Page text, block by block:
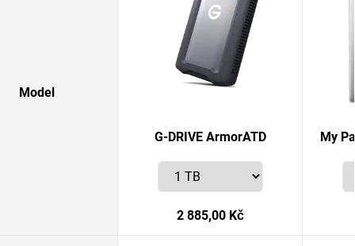
Model
G-DRIVE ArmorATD
2 885,00 Kč
My